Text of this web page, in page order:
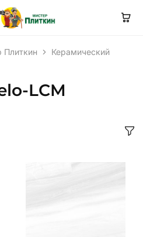
Плиткин
Керамический
LCM